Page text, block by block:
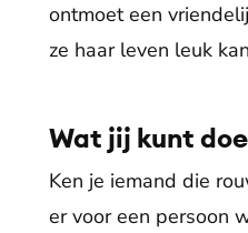
ontmoet een
ze haar leven leuk
Wat jij kunt
Ken je iemand die
er voor een persoon